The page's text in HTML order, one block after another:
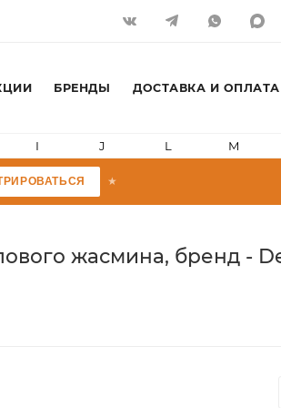
БРЕНДЫ ДОСТАВКА И ОПЛАТА
I J L M
жасмина, бренд -